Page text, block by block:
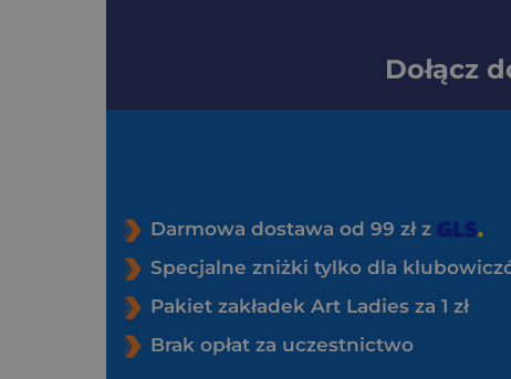
Dołącz
Darmowa dostawa od 99 zł z
Specjalne zniżki tylko dla
Pakiet zakładek Art Ladies za 1 zł
Brak opłat za uczestnictwo